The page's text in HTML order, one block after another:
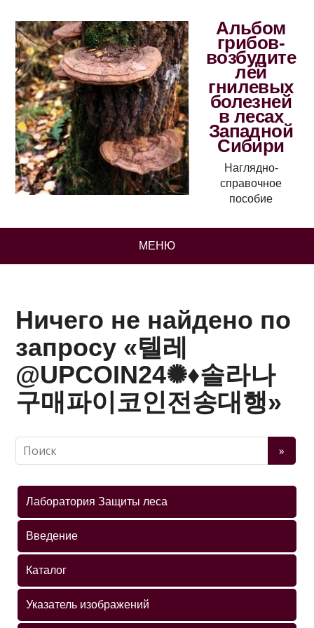
Альбом
грибов-
возбудите
лей
гнилевых
болезней
в лесах
Западной
Сибири
Наглядно-
справочное
пособие
МЕНЮ
Ничего не найдено по
запросу «텔레
@UPCOIN24✺♦솔라나
구매파이코인전송대행»
Лаборатория Защиты леса
Введение
Каталог
Указатель изображений